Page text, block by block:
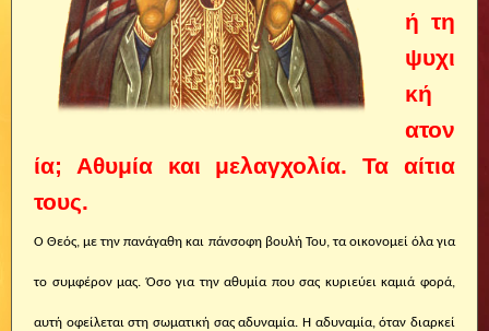
ή τη
ψυχι
κή
ατον
ία; Αθυμία και μελαγχολία. Τα αίτια
τους.
Ο Θεός, με την πανάγαθη και πάνσοφη βουλή Του, τα οικονομεί όλα για
το συμφέρον μας. Όσο για την αθυμία που σας κυριεύει καμιά φορά,
αυτή οφείλεται στη σωματική σας αδυναμία. Η αδυναμία, όταν διαρκεί